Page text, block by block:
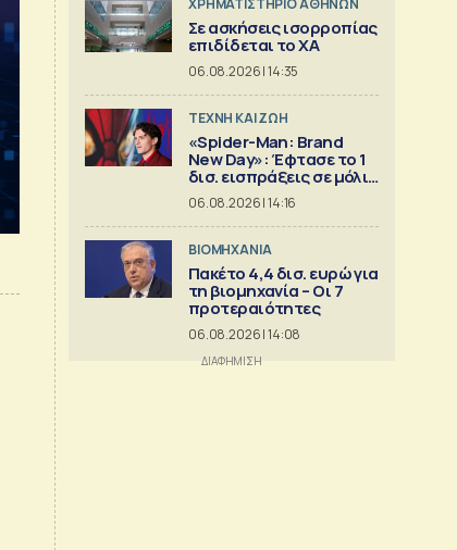
XΡΗΜΑΤΙΣΤΗΡΙΟ ΑΘΗΝΩΝ
Σε ασκήσεις ισορροπίας
επιδίδεται το ΧΑ
06.08.2026 | 14:35
TΕΧΝΗ ΚΑΙ ΖΩΗ
«Spider-Man: Brand
New Day»: Έφτασε το 1
δισ. εισπράξεις σε μόλις
6 ημέρες
06.08.2026 | 14:16
ΒΙΟΜΗΧΑΝΙΑ
Πακέτο 4,4 δισ. ευρώ για
τη βιομηχανία – Οι 7
προτεραιότητες
06.08.2026 | 14:08